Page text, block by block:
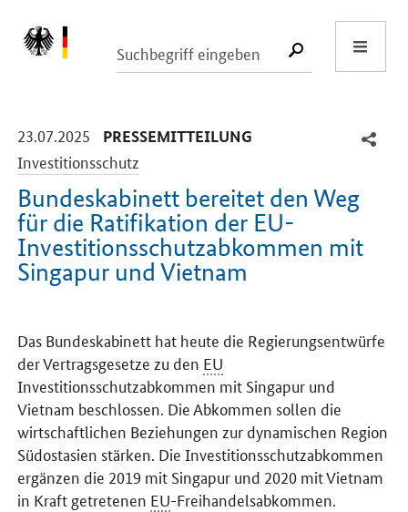
SUCHE
23.07.2025 -
PRESSEMITTEILUNG
Investitionsschutz
Bundeskabinett bereitet den Weg
für die Ratifikation der EU-
Investitionsschutzabkommen mit
Singapur und Vietnam
Das Bundeskabinett hat heute die Regierungsentwürfe
der Vertragsgesetze zu den EU
Investitionsschutzabkommen mit Singapur und
Vietnam beschlossen. Die Abkommen sollen die
wirtschaftlichen Beziehungen zur dynamischen Region
Südostasien stärken. Die Investitionsschutzabkommen
ergänzen die 2019 mit Singapur und 2020 mit Vietnam
in Kraft getretenen EU-Freihandelsabkommen.